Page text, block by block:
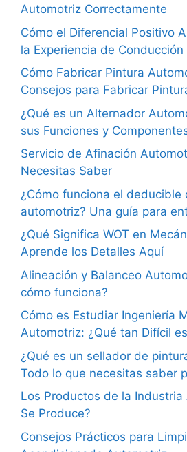
Automotriz Correctamente
Cómo el Diferencial Positivo
la Experiencia de Conducción
Cómo Fabricar Pintura
Consejos para Fabricar
¿Qué es un Alternador
sus Funciones y
Servicio de Afinación
Necesitas Saber
¿Cómo funciona el deducible
automotriz? Una guía para
¿Qué Significa WOT en
Aprende los Detalles Aquí
Alineación y Balanceo
cómo funciona?
Cómo es Estudiar Ingeniería
Automotriz: ¿Qué tan Difícil
¿Qué es un sellador de
Todo lo que necesitas saber
Los Productos de la Industria
Se Produce?
Consejos Prácticos para